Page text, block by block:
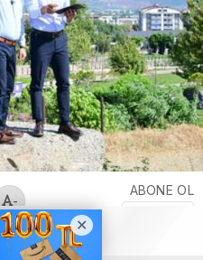
Bursa Kestel Eğitim Caddesi yepyeni görünümüne kavuştu!
-
ABONE OL